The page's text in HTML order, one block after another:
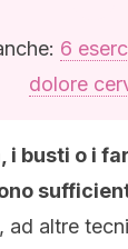
6
dolore
i busti o i
ad altre